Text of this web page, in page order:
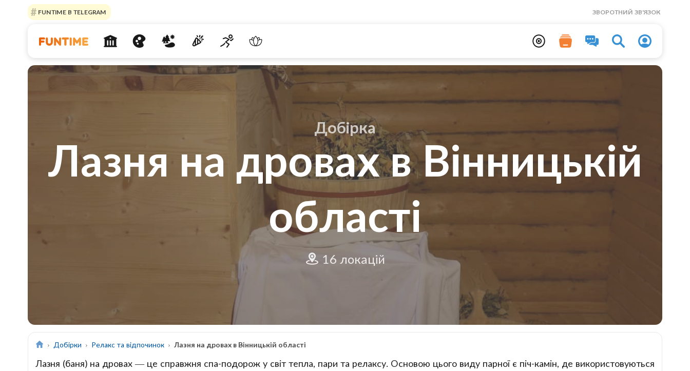
FUNTIME В TELEGRAM ЗВОРОТНИЙ ЗВ'ЯЗОК
Добірка
Лазня на дровах в Вінницькій
області
16 локацій
Добірки Релакс та відпочинок Лазня на дровах в Вінницькій області
Лазня (баня) на дровах — це справжня спа-подорож у світ тепла, пари та релаксу. Основою цього виду парної є піч-камін, де використовуються